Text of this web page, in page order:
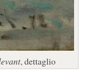
, dettaglio